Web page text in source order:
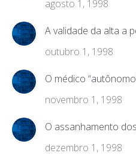
agosto 1, 1998
A validade da alta a
outubro 1, 1998
O médico
novembro 1, 1998
O assanhamento
dezembro 1, 1998